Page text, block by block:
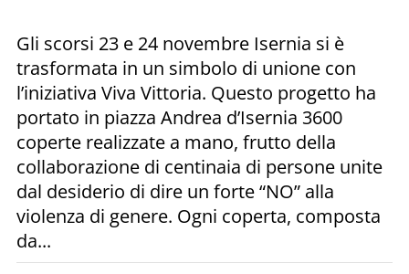
Gli scorsi 23 e 24 novembre Isernia si è
trasformata in un simbolo di unione con
l’iniziativa Viva Vittoria. Questo progetto ha
portato in piazza Andrea d’Isernia 3600
coperte realizzate a mano, frutto della
collaborazione di centinaia di persone unite
dal desiderio di dire un forte “NO” alla
violenza di genere. Ogni coperta, composta
da...